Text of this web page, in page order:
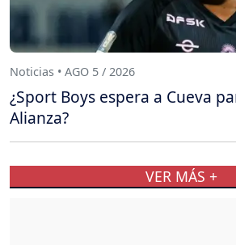
Noticias • AGO 5 / 2026
¿Sport Boys espera a Cueva
Alianza?
VER MÁS +